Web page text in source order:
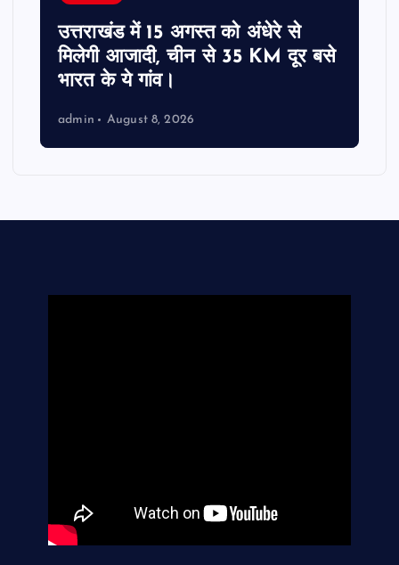
उत्तराखंड में 15 अगस्त को अंधेरे से
मिलेगी आजादी, चीन से 35 KM दूर बसे
भारत के ये गांव।
admin August 8, 2026